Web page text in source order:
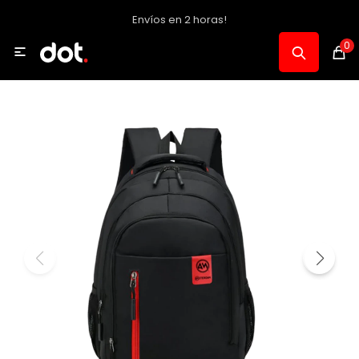
Envíos en 2 horas!
0

Notebooks y PC
Celulares, Relojes y Tablets
Informática
Audio, Foto y Video